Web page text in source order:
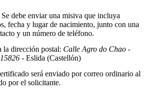
Se debe enviar una misiva que incluya
fecha y lugar de nacimiento, junto con una
y un número de teléfono.
la dirección postal: Calle Agro do Chao -
- Eslida (Castellón)
será enviado por correo ordinario al
por el solicitante.